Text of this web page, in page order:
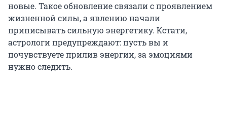
новые. Такое обновление связали с проявлением
жизненной силы, а явлению начали
приписывать сильную энергетику. Кстати,
астрологи предупреждают: пусть вы и
почувствуете прилив энергии, за эмоциями
нужно следить.